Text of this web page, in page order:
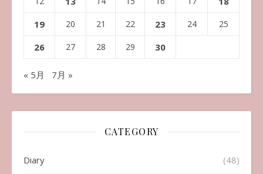
19
20 21 22 23 24 25
26 27 28 29 30
« 5月 7月 »
CATEGORY
Diary (48)